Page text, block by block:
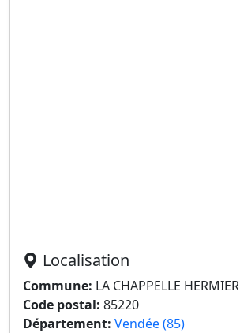
Localisation
Commune: LA CHAPPELLE HERMIER
Code postal: 85220
Département: Vendée (85)